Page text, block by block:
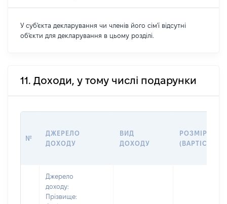
У суб'єкта декларування чи членів його сім'ї відсутні
об'єкти для декларування в цьому розділі.
11. Доходи, у тому числі подарунки
№
ДЖЕРЕЛО
ДОХОДУ
ВИД
ДОХОДУ
РОЗМІР
(ВАРТІСТЬ)
Джерело
доходу:
Прізвище: